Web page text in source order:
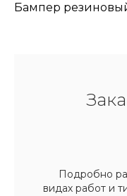
Бампер
Подробно
видах работ и